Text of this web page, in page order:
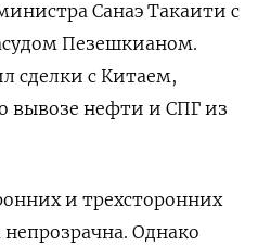
Санаэ Такаити с
Пезешкианом.
сделки с ​Китаем,
вывозе нефти и СПГ из
и трехсторонних
Однако